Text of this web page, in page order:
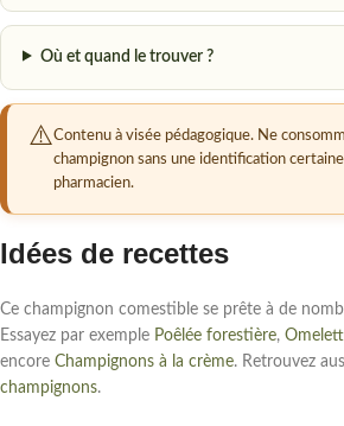
Où et quand le trouver ?
Contenu à visée pédagogique. Ne
champignon sans une identification
pharmacien.
Idées de recettes
Ce champignon comestible se prête à de
Essayez par exemple Poêlée forestière,
encore Champignons à la crème. Retrouvez
champignons.